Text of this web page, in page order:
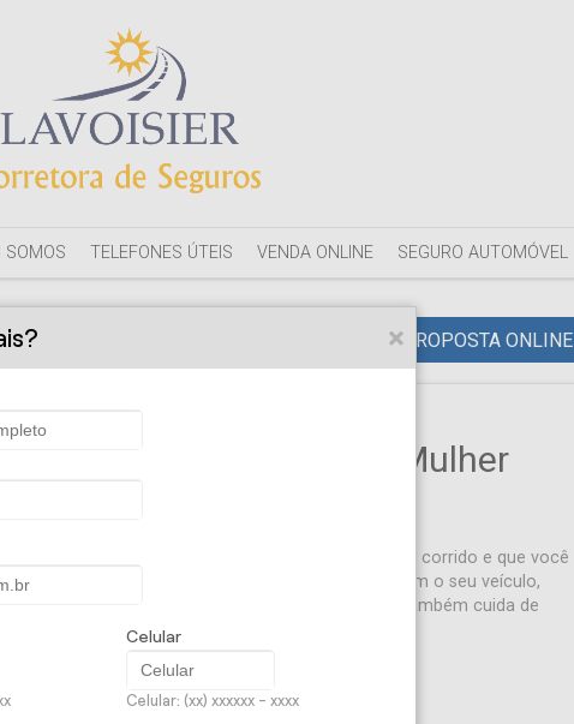
SOMOS TELEFONES ÚTEIS VENDA ONLINE SEGURO AUTOMÓVEL
PROPOSTA ONLINE
Seguros - Seguro Auto Mulher
fique apenas com o lado bom de ter um carro.
marido. A gente sabe que o seu dia a dia é muito corrido e que você
Para que você não tenha que se preocupar com o seu veículo,
seguro que além de proteger o seu automóvel e também cuida de
Celular
Celular: (xx) xxxxxx - xxxx